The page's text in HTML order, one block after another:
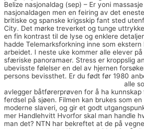
Belize nasjonaldag (sep) – Er yoni
nasjonaldagen men en feiring av det
britiske og spanske krigsskip fant sted
City. Det mørke treverket og tunge
en fin kontrast til de lyse og enklere
hadde Telemarksforkning inne som
arbeidet. I neste uke kommer alle elever
sfæriske panoramaer. Stress er kroppslig
ubevisste følelser en del av hjernen
persons bevissthet. Er du født før 1980
alle
avlegger båtførerprøven for å ha
ferdsel på sjøen. Filmen kan brukes som
moderne slaveri, og gir et godt
mer Handlehvitt Hvorfor skal man handle
man det? NTN har bekreftet at de på